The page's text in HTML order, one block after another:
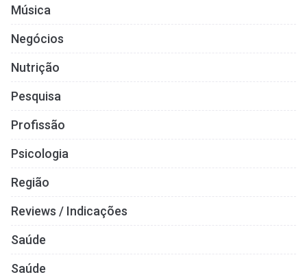
Música
Negócios
Nutrição
Pesquisa
Profissão
Psicologia
Região
Reviews / Indicações
Saúde
Saúde